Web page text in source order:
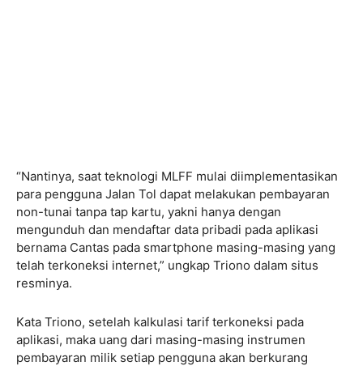
“Nantinya, saat teknologi MLFF mulai diimplementasikan
para pengguna Jalan Tol dapat melakukan pembayaran
non-tunai tanpa tap kartu, yakni hanya dengan
mengunduh dan mendaftar data pribadi pada aplikasi
bernama Cantas pada smartphone masing-masing yang
telah terkoneksi internet,” ungkap Triono dalam situs
resminya.
Kata Triono, setelah kalkulasi tarif terkoneksi pada
aplikasi, maka uang dari masing-masing instrumen
pembayaran milik setiap pengguna akan berkurang